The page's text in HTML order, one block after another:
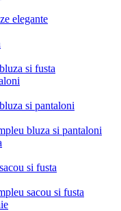
elegante
si fusta
si pantaloni
bluza si pantaloni
si fusta
sacou si fusta